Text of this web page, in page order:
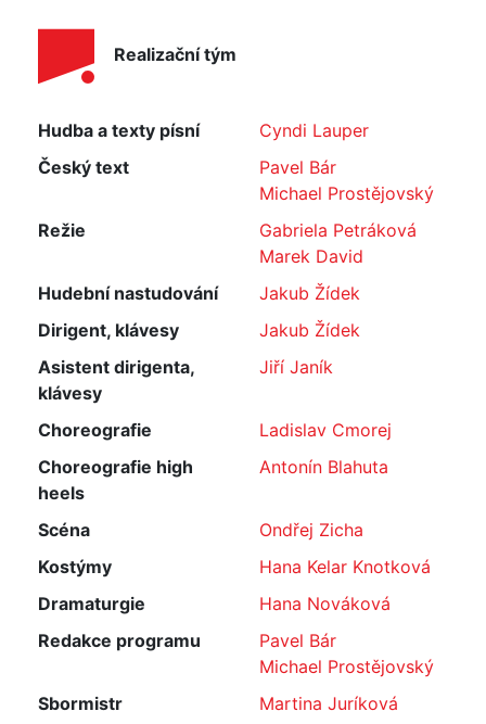
Realizační tým
Hudba a texty písní
Cyndi Lauper
Český text
Pavel Bár
Michael Prostějovský
Režie
Gabriela Petráková
Marek David
Hudební nastudování
Jakub Žídek
Dirigent, klávesy
Jakub Žídek
Asistent dirigenta,
klávesy
Jiří Janík
Choreografie
Ladislav Cmorej
Choreografie high
heels
Antonín Blahuta
Scéna
Ondřej Zicha
Kostýmy
Hana Kelar Knotková
Dramaturgie
Hana Nováková
Redakce programu
Pavel Bár
Michael Prostějovský
Sbormistr
Martina Juríková